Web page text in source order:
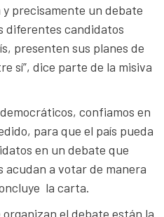
precisamente un debate
diferentes candidatos
presenten sus planes de
sí”, dice parte de la misiva
confiamos en
para que el país pueda
en un debate que
acudan a votar de manera
la carta.
el debate están la